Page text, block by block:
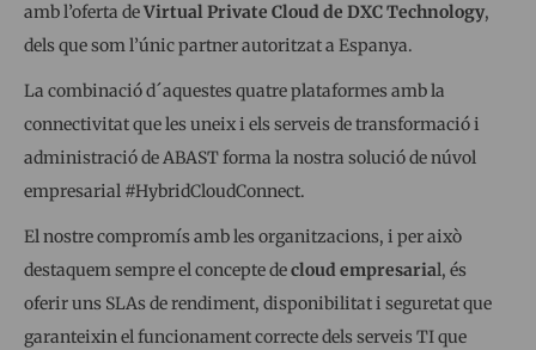
amb l’oferta deVirtual Private Cloud de DXC Technology,
dels que som l’únic partner autoritzat a Espanya.
La combinació d´aquestes quatre plataformes amb la
connectivitat que les uneix i els serveis de transformació i
administració de ABAST forma la nostra solució de núvol
empresarial #HybridCloudConnect.
El nostre compromís amb les organitzacions, i per això
destaquem sempre el concepte decloud empresarial, és
oferir uns SLAs de rendiment, disponibilitat i seguretat que
garanteixin el funcionament correcte dels serveis TI que